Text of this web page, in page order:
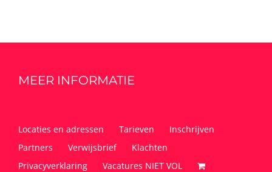
MEER INFORMATIE
Locaties en adressen Tarieven
Inschrijven
Partners
Verwijsbrief
Klachten
Privacyverklaring
Vacatures NIET VOL